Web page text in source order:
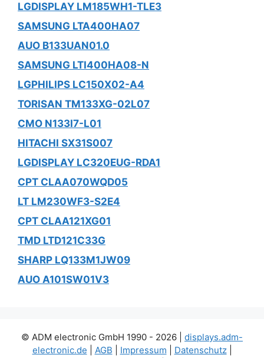
LGDISPLAY LM185WH1-TLE3
SAMSUNG LTA400HA07
AUO B133UAN01.0
SAMSUNG LTI400HA08-N
LGPHILIPS LC150X02-A4
TORISAN TM133XG-02L07
CMO N133I7-L01
HITACHI SX31S007
LGDISPLAY LC320EUG-RDA1
CPT CLAA070WQD05
LT LM230WF3-S2E4
CPT CLAA121XG01
TMD LTD121C33G
SHARP LQ133M1JW09
AUO A101SW01V3
© ADM electronic GmbH 1990 - 2026 | displays.adm-
electronic.de
AGB Impressum Datenschutz|